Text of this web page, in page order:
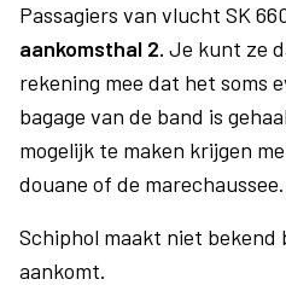
Passagiers van vlucht SK
aankomsthal 2. Je kunt ze
rekening mee dat het soms
bagage van de band is
mogelijk te maken krijgen
douane of de marechaussee.
Schiphol maakt niet bekend
aankomt.